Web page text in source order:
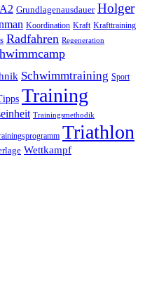
Grundlagenausdauer Holger
Koordination Kraft Krafttraining
Radfahren Regeneration
Schwimmtraining Sport
Training
Trainingsmethodik
Triathlon
Wettkampf